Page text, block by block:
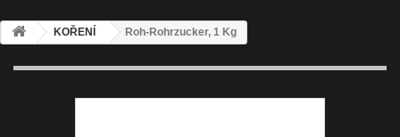
KOŘENÍ Roh-Rohrzucker, 1 Kg